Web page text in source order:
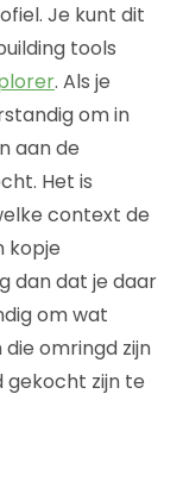
Je kunt dit
tools
. Als je
om in
aan de
Het is
context de
kopje
dan dat je daar
om wat
omringd zijn
gekocht zijn te